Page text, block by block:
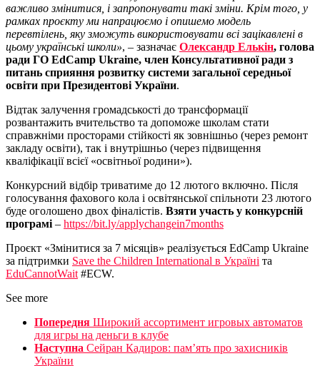
важливо змінитися, і запропонувати такі зміни. Крім того, у
рамках проєкту ми напрацюємо і опишемо модель
перевтілень, яку зможуть використовувати всі зацікавлені в
цьому українські школи», – зазначає Олександр Елькін, голова
ради ГО EdCamp Ukraine, член Консультативної ради з
питань сприяння розвитку системи загальної середньої
освіти при Президентові України.
Відтак залучення громадськості до трансформації
розвантажить вчительство та допоможе школам стати
справжніми просторами стійкості як зовнішньо (через ремонт
закладу освіти), так і внутрішньо (через підвищення
кваліфікації всієї «освітньої родини»).
Конкурсний відбір триватиме до 12 лютого включно. Після
голосування фахового кола і освітянської спільноти 23 лютого
буде оголошено двох фіналістів. Взяти участь у конкурсній
програмі – https://bit.ly/applychangein7months
Проєкт «Змінитися за 7 місяців» реалізується EdCamp Ukraine
за підтримки Save the Children International в Україні та
EduCannotWait #ECW.
See more
Попередня Широкий ассортимент игровых автоматов
для игры на деньги в клубе
Наступна Сейран Кадиров: пам’ять про захисників
України